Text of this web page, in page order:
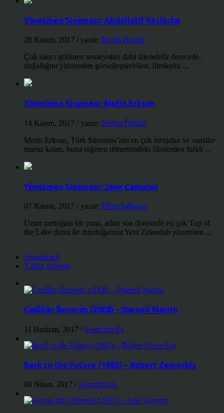
Yönetmen Sineması: Abdellatif Kechiche
28 Kasım, 2017 / yazar: İlayda Bıyıklı
Çok sıkıcı görünen senaryoları dahi izlenebilir derecede,
doğallığını yitirmeden görselleştirebilen, filmlerini ...
Yönetmen Sineması: Metin Erksan
14 Kasım, 2017 / yazar: Demet Öztürk
Metin Erksan, Türk Sineması’nın en çok tartışılan ve sansüre
maruz kalan, buna rağmen dönemindeki filmlerden farklı ...
Yönetmen Sineması: Jane Campion
07 Kasım, 2017 / yazar: Dilan Salkaya
Uzun metrajları bir yana, adını son dönemde en çok Top of
the Lake dizisi ile duyduğumuz Yeni Zelandalı yönetmen ...
Soundtrack
Yıldız Tablosu
Cadillac Records (2008) – Darnell Martin
11 Haziran, 2017 / Soundtracks
Back to the Future (1985) – Robert Zemeckis
08 Nisan, 2017 / Soundtracks